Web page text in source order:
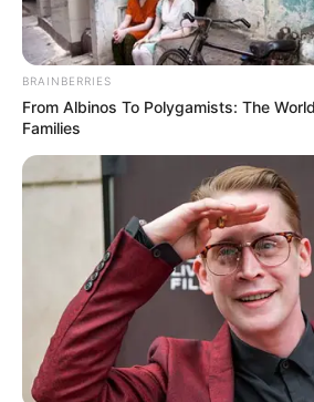
BRAINBERRIES
From Albinos To Polygamists: The
Families